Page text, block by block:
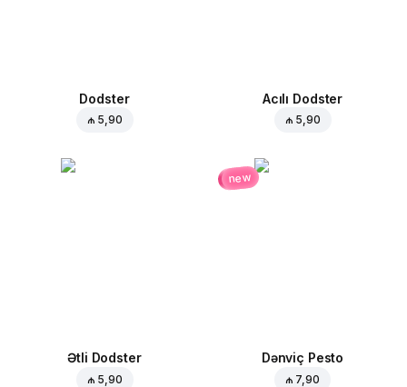
Dodster
₼ 5,90
Acılı Dodster
₼ 5,90
Ətli Dodster
₼ 5,90
new
Dənviç Pesto
₼ 7,90